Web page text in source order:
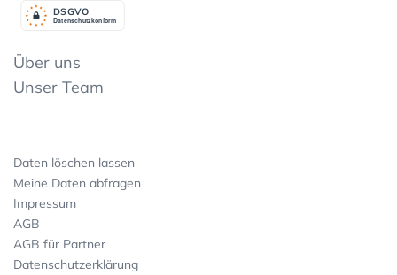
Datenschutzkonform
DSGVO
Über uns
Unser Team
Daten löschen lassen
Meine Daten abfragen
Impressum
AGB
AGB für Partner
Datenschutzerklärung